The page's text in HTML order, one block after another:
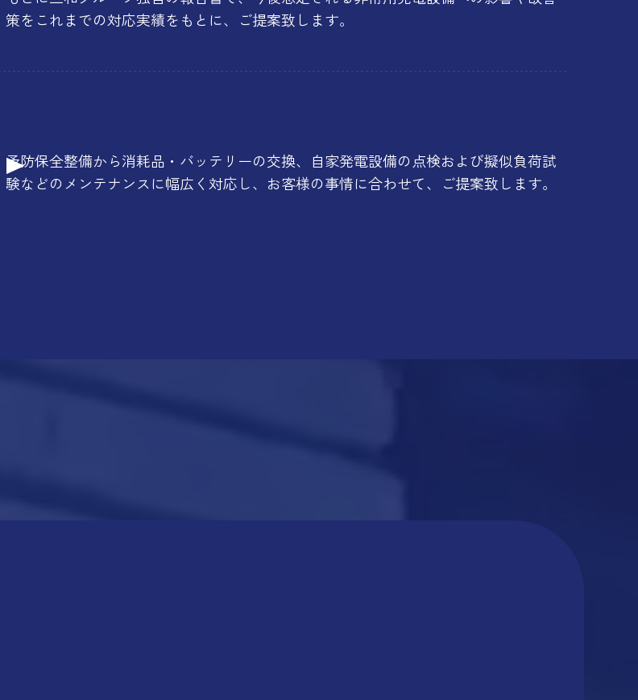
策をこれまでの対応実績をもとに、ご提案致します。
予防保全整備から消耗品・バッテリーの交換、自家発電設備の点検および擬似負荷試
験などのメンテナンスに幅広く対応し、お客様の事情に合わせて、ご提案致します。